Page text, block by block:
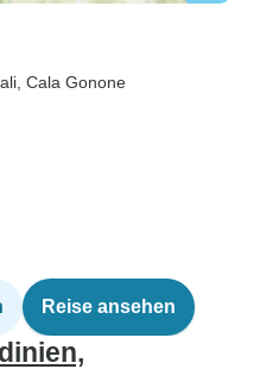
, Cala Gonone
Reise ansehen